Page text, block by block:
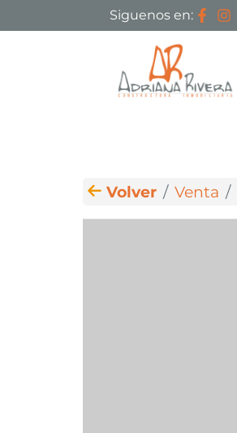
Siguenos en:
Volver Venta